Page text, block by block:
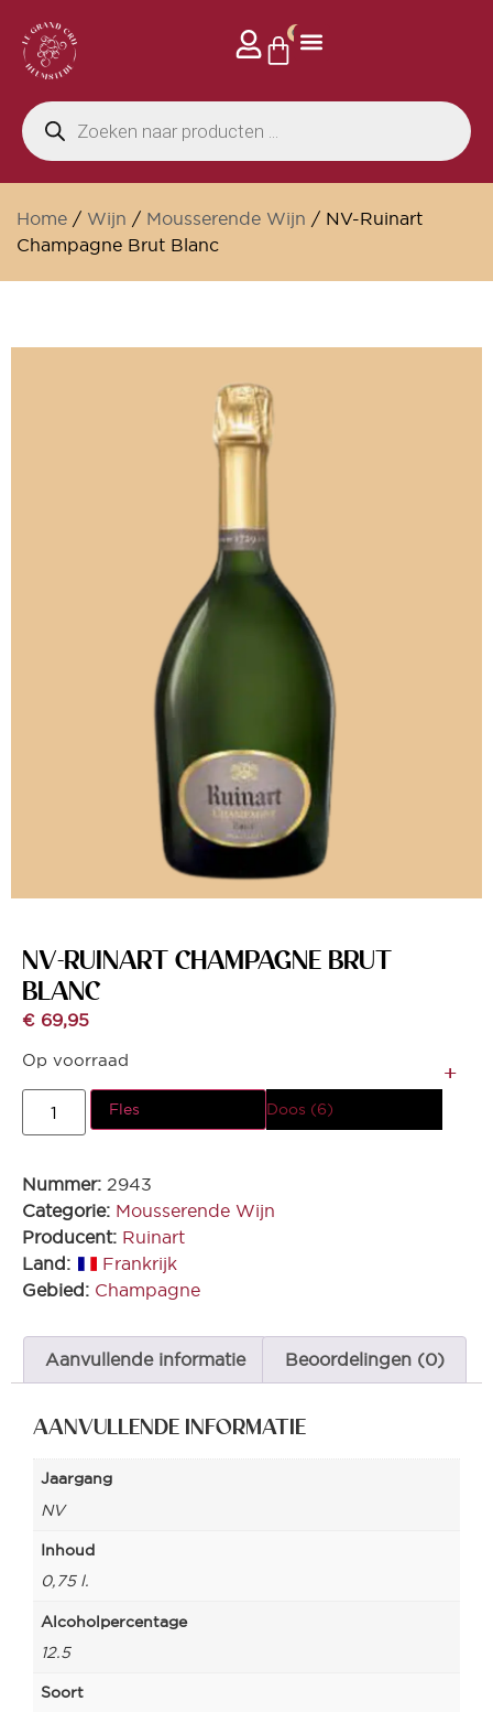
0
Home / Wijn / Mousserende Wijn / NV-Ruinart
Champagne Brut Blanc
NV-RUINART CHAMPAGNE BRUT
BLANC
€ 69,95
Op voorraad
Fles Doos (6)
Nummer: 2943
Categorie: Mousserende Wijn
Producent: Ruinart
Land:
Frankrijk
Gebied: Champagne
Aanvullende informatie Beoordelingen (0)
AANVULLENDE INFORMATIE
Jaargang
NV
Inhoud
0,75 l.
Alcoholpercentage
12.5
Soort